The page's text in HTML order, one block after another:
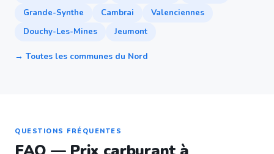
Grande-Synthe
Cambrai
Valenciennes
Douchy-Les-Mines
Jeumont
→ Toutes les communes du Nord
QUESTIONS FRÉQUENTES